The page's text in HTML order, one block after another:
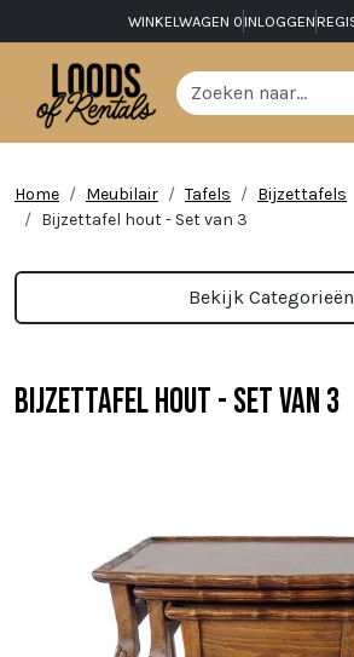
WINKELWAGEN 0 INLOGGEN
Home Meubilair Tafels
Bijzettafels
Bijzettafel hout - Set van 3
Bekijk Categorieën
Bijzettafel hout - Set van 3